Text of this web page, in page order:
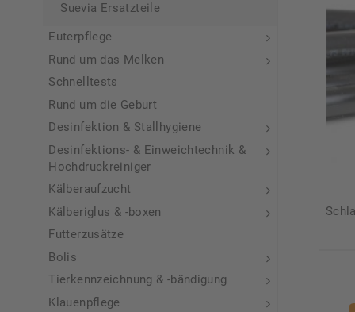
Suevia Ersatzteile
Euterpflege
Rund um das Melken
Schnelltests
Rund um die Geburt
Desinfektion & Stallhygiene
Desinfektions- & Einweichtechnik &
Hochdruckreiniger
Kälberaufzucht
Kälberiglus & -boxen
Futterzusätze
Bolis
Tierkennzeichnung & -bändigung
Klauenpflege